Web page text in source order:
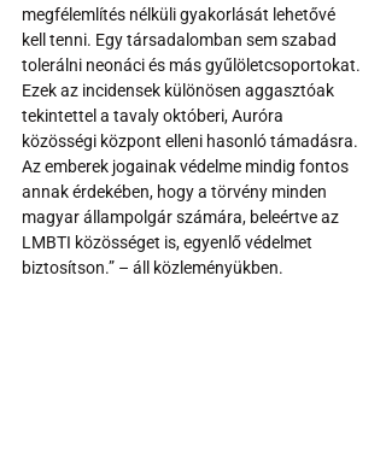
megfélemlítés nélküli gyakorlását lehetővé
kell tenni. Egy társadalomban sem szabad
tolerálni neonáci és más gyűlöletcsoportokat.
Ezek az incidensek különösen aggasztóak
tekintettel a tavaly októberi, Auróra
közösségi központ elleni hasonló támadásra.
Az emberek jogainak védelme mindig fontos
annak érdekében, hogy a törvény minden
magyar állampolgár számára, beleértve az
LMBTI közösséget is, egyenlő védelmet
biztosítson.” – áll közleményükben.